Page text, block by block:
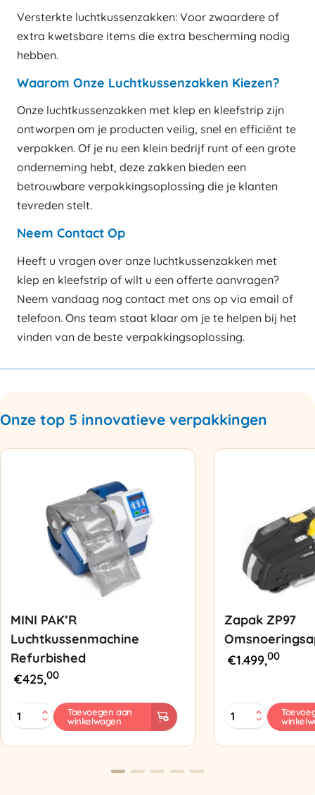
Versterkte luchtkussenzakken: Voor zwaardere of
extra kwetsbare items die extra bescherming nodig
hebben.
Waarom Onze Luchtkussenzakken Kiezen?
Onze luchtkussenzakken met klep en kleefstrip zijn
ontworpen om je producten veilig, snel en efficiënt te
verpakken. Of je nu een klein bedrijf runt of een grote
onderneming hebt, deze zakken bieden een
betrouwbare verpakkingsoplossing die je klanten
tevreden stelt.
Neem Contact Op
Heeft u vragen over onze luchtkussenzakken met
klep en kleefstrip of wilt u een offerte aanvragen?
Neem vandaag nog contact met ons op via email of
telefoon. Ons team staat klaar om je te helpen bij het
vinden van de beste verpakkingsoplossing.
Onze top 5 innovatieve verpakkingen
MINI PAK’R
Luchtkussenmachine
Refurbished
€425,00
MINI
PAK'R
Refurbished
Toevoegen aan
winkelwagen
Zapak ZP97
€1.499,00
Zapak
ZP97
aantal